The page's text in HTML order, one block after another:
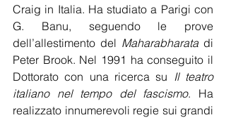
Craig in Italia. Ha studiato a Parigi con
G. Banu, seguendo le prove
dell’allestimento del Maharabharata di
Peter Brook. Nel 1991 ha conseguito il
Dottorato con una ricerca su Il teatro
italiano nel tempo del fascismo. Ha
realizzato innumerevoli regie sui grandi